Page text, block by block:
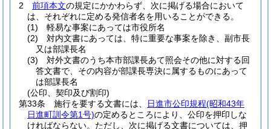
2
前項本文の規定にかかわらず、次に掲げる場合において
は、それぞれに定める発信者名を用いることができる。
(1)
軽易な事案にあっては市役所名
(2)
対内文書にあっては、特に重要な事案を除き、副市長
又は部課長名
(3)
対外文書のうち本市部課長あて照会その他に対する回
答文書で、その内容が部課長専決に属するものにあって
は部課長名
(公印、契印及び割印)
第33条
施行を要する文書には、 日進市公印規程(昭和43年
日進町訓令第1号)の定めるところにより、公印を押印しな
ければならない。 ただし、次に掲げる文書については、押